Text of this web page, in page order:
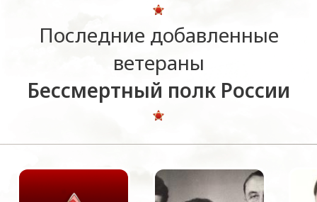
Последние добавленные
ветераны
Бессмертный полк России